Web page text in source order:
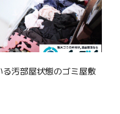
汚部屋状態のゴミ屋敷